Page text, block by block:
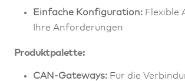
Einfache Konfiguration: Flexible
Ihre Anforderungen
Produktpalette:
CAN-Gateways: Für die